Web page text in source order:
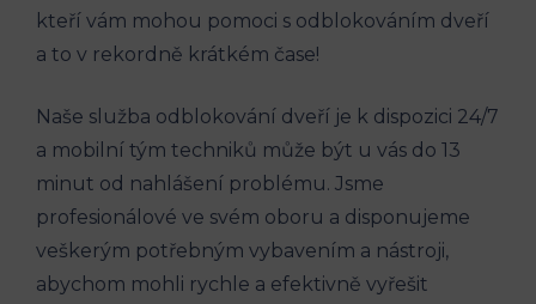
kteří vám mohou pomoci s odblokováním dveří‌
a to ⁣v rekordně ⁤krátkém čase!
Naše služba odblokování ⁤dveří je k dispozici 24/7
⁤a⁢ mobilní ​tým techniků ⁣může ⁤být u vás do 13
minut od⁤ nahlášení problému. Jsme
‌profesionálové ve svém oboru ‌a disponujeme
veškerým potřebným vybavením‌ a nástroji,
⁣abychom mohli rychle a​ efektivně‌ vyřešit